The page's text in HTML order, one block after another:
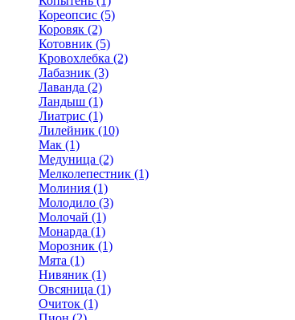
Кореопсис (5)
Коровяк (2)
Котовник (5)
Кровохлебка (2)
Лабазник (3)
Лаванда (2)
Ландыш (1)
Лиатрис (1)
Лилейник (10)
Мак (1)
Медуница (2)
Мелколепестник (1)
Молиния (1)
Молодило (3)
Молочай (1)
Монарда (1)
Морозник (1)
Мята (1)
Нивяник (1)
Овсяница (1)
Очиток (1)